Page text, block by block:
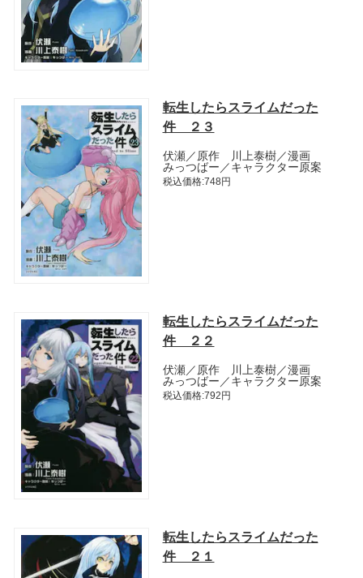
転生したらスライムだった
件 ２３
伏瀬／原作 川上泰樹／漫画
みっつばー／キャラクター原案
税込価格:748円
転生したらスライムだった
件 ２２
伏瀬／原作 川上泰樹／漫画
みっつばー／キャラクター原案
税込価格:792円
転生したらスライムだった
件 ２１